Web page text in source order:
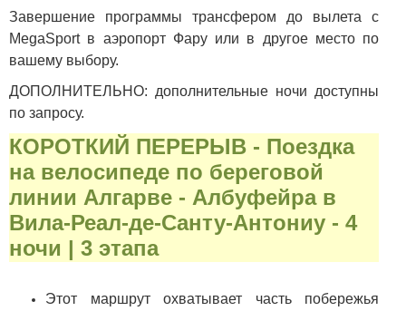
Завершение программы трансфером до вылета с
MegaSport в аэропорт Фару или в другое место по
вашему выбору.
ДОПОЛНИТЕЛЬНО: дополнительные ночи доступны
по запросу.
КОРОТКИЙ ПЕРЕРЫВ - Поездка
на велосипеде по береговой
линии Алгарве - Албуфейра в
Вила-Реал-де-Санту-Антониу - 4
ночи | 3 этапа
Этот маршрут охватывает часть побережья